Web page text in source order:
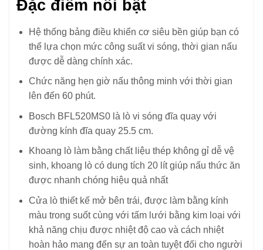
Đặc điểm nổi bật
Hệ thống bảng điều khiển cơ siêu bền giúp bạn có
thể lựa chọn mức công suất vi sóng, thời gian nấu
được dễ dàng chính xác.
Chức năng hẹn giờ nấu thông minh với thời gian
lên đến 60 phút.
Bosch BFL520MS0 là lò vi sóng đĩa quay với
đường kính đĩa quay 25.5 cm.
Khoang lò làm bằng chất liệu thép không gỉ dễ vệ
sinh, khoang lò có dung tích 20 lít giúp nấu thức ăn
được nhanh chóng hiệu quả nhất
Cửa lò thiết kế mở bên trái, được làm bằng kính
màu trong suốt cùng với tấm lưới bằng kim loại với
khả năng chịu được nhiệt độ cao và cách nhiệt
hoàn hảo mang đến sự an toàn tuyệt đối cho người